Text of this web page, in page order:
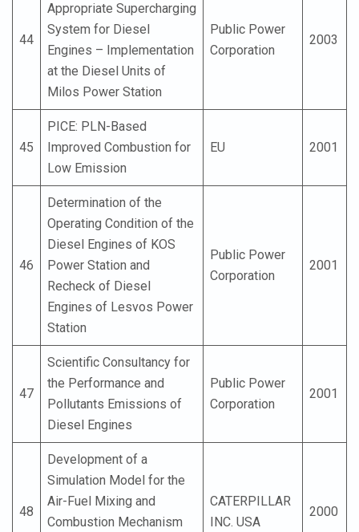
44
Appropriate Supercharging
System for Diesel
Engines – Implementation
at the Diesel Units of
Milos Power Station
Public Power
Corporation
2003
45
PICE: PLN-Based
Improved Combustion for
Low Emission
EU 2001
46
Determination of the
Operating Condition of the
Diesel Engines of KOS
Power Station and
Recheck of Diesel
Engines of Lesvos Power
Station
Public Power
Corporation
2001
47
Scientific Consultancy for
the Performance and
Pollutants Emissions of
Diesel Engines
Public Power
Corporation
2001
48
Development of a
Simulation Model for the
Air-Fuel Mixing and
Combustion Mechanism
CATERPILLAR
INC. USA
2000